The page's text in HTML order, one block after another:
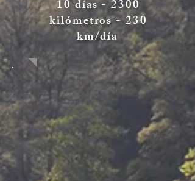
10 días - 2300
kilómetros - 230
km/día